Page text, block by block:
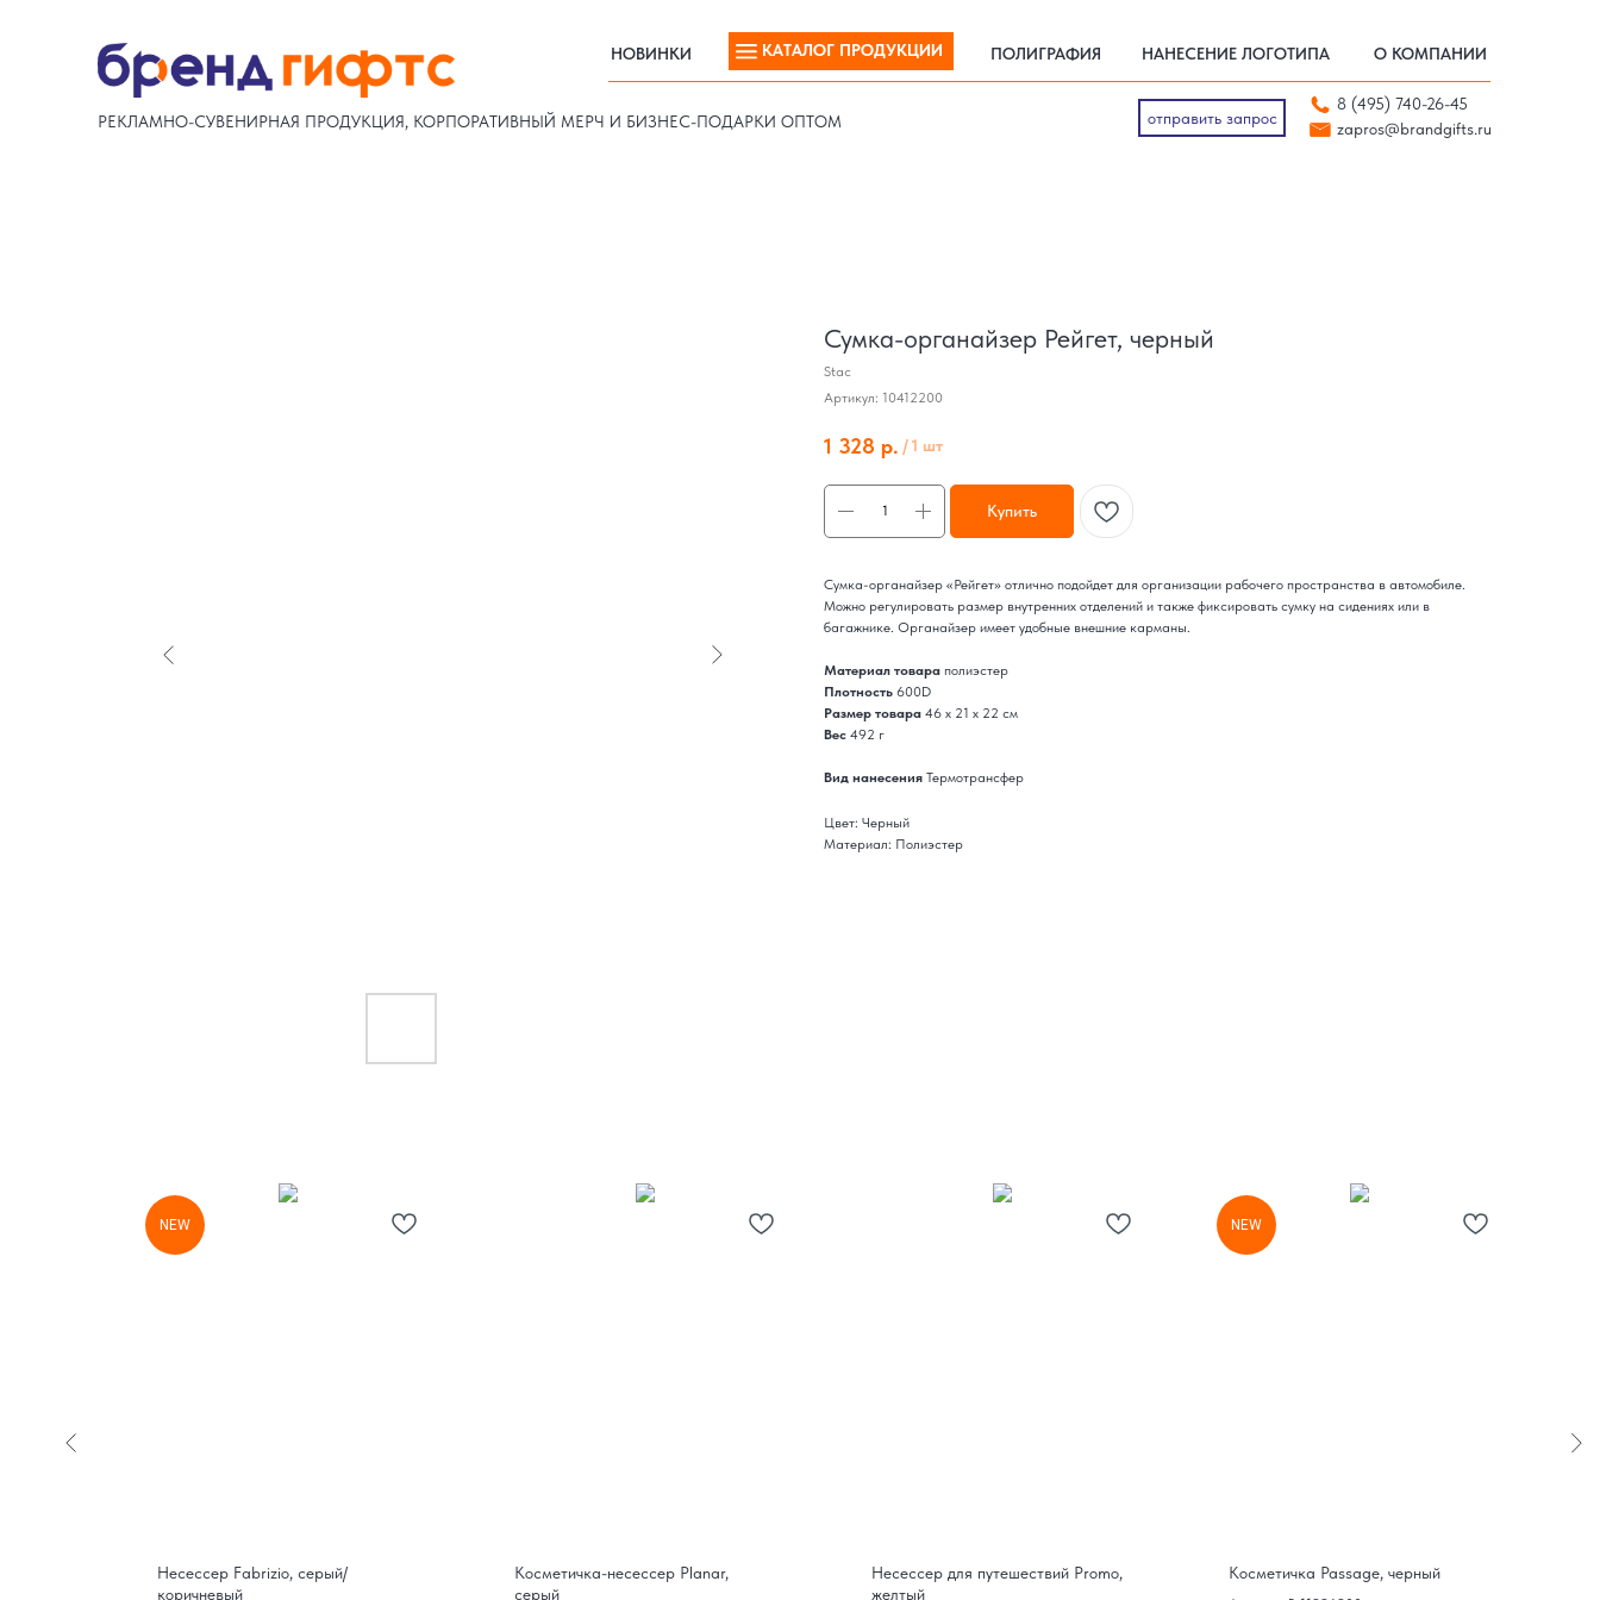
КАТАЛОГ ПРОДУКЦИИ
zapros@brandgifts.ru
отправить запрос 8 (495) 740-26-45
НАНЕСЕНИЕ ЛОГОТИПА О КОМПАНИИ
ПОЛИГРАФИЯ
zapros@brandgifts.ru
НОВИНКИ КАТАЛОГ ПРОДУКЦИИ
РЕКЛАМНО-СУВЕНИРНАЯ ПРОДУКЦИЯ, КОРПОРАТИВНЫЙ МЕРЧ И БИЗНЕС-ПОДАРКИ ОПТОМ отправить запрос
Сумка-органайзер Рейгет, черный
Stac
Артикул: 10412200
1 328 р. /1 шт
Купить
Сумка-органайзер «Рейгет» отлично подойдет для организации рабочего пространства в автомобиле.
Можно регулировать размер внутренних отделений и также фиксировать сумку на сидениях или в
багажнике. Органайзер имеет удобные внешние карманы.
Материал товара полиэстер
Плотность 600D
Размер товара 46 х 21 х 22 см
Вес 492 г
Вид нанесения Термотрансфер
Цвет: Черный
Материал: Полиэстер
NEW
Несессер Fabrizio, серый/
коричневый
Косметичка-несессер Planar,
серый
Несессер для путешествий Promo,
желтый
NEW
Косметичка Passage, черный